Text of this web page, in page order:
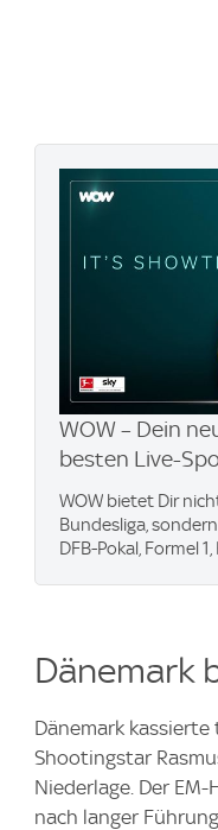
WOW – Dein
besten Live-
WOW bietet Dir
Bundesliga,
DFB-Pokal, Formel
Dänemark
Dänemark
Shootingstar
Niederlage. Der
nach langer